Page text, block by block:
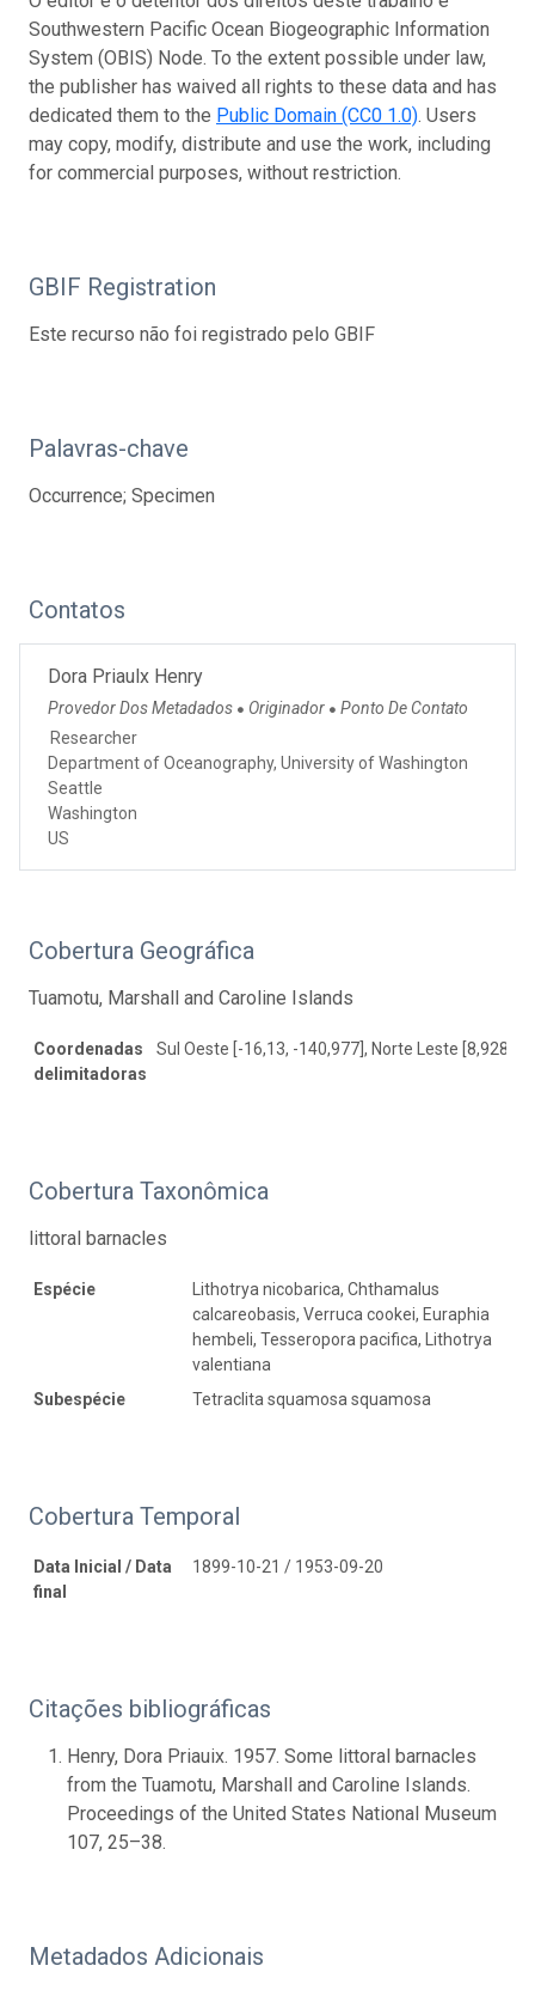
Southwestern Pacific Ocean Biogeographic Information
System (OBIS) Node. To the extent possible under law,
the publisher has waived all rights to these data and has
dedicated them to the Public Domain (CC0 1.0). Users
may copy, modify, distribute and use the work, including
for commercial purposes, without restriction.
GBIF Registration
Este recurso não foi registrado pelo GBIF
Palavras-chave
Occurrence; Specimen
Contatos
Dora Priaulx Henry
Provedor Dos Metadados ● Originador ● Ponto De Contato
Researcher
Department of Oceanography, University of Washington
Seattle
Washington
US
Cobertura Geográfica
Tuamotu, Marshall and Caroline Islands
Coordenadas
delimitadoras
Sul Oeste [-16,13, -140,977], Norte Leste [8,928,
Cobertura Taxonômica
littoral barnacles
Espécie
Lithotrya nicobarica, Chthamalus
calcareobasis, Verruca cookei, Euraphia
hembeli, Tesseropora pacifica, Lithotrya
valentiana
Subespécie
Tetraclita squamosa squamosa
Cobertura Temporal
Data Inicial / Data
final
1899-10-21 / 1953-09-20
Citações bibliográficas
Henry, Dora Priauix. 1957. Some littoral barnacles
from the Tuamotu, Marshall and Caroline Islands.
Proceedings of the United States National Museum
107, 25–38.
Metadados Adicionais